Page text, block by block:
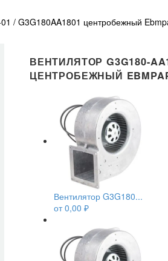
/ G3G180AA1801 центробежный
ВЕНТИЛЯТОР G3G180-
ЦЕНТРОБЕЖНЫЙ
Вентилятор G3G180...
от0,00 ₽